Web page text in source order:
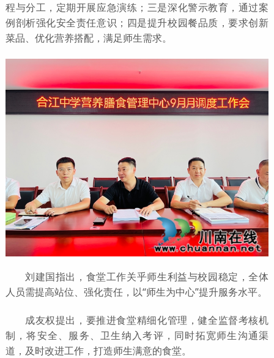
程与分工，定期开展应急演练；三是深化警示教育，通过案
例剖析强化安全责任意识；四是提升校园餐品质，要求创新
菜品、优化营养搭配，满足师生需求。
刘建国指出，食堂工作关乎师生利益与校园稳定，全体
人员需提高站位、强化责任，以“师生为中心”提升服务水平。
成友权提出，要推进食堂精细化管理，健全监督考核机
制，将安全、服务、卫生纳入考评，同时拓宽师生沟通渠
道，及时改进工作，打造师生满意的食堂。